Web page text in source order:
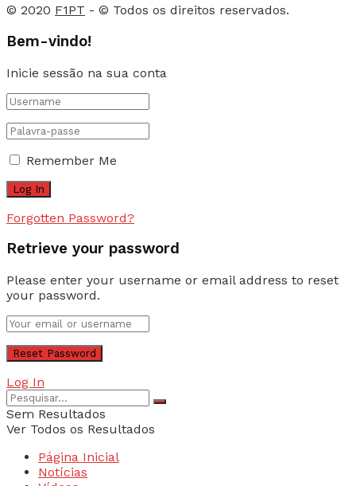
© 2020 F1PT - © Todos os direitos reservados.
Bem-vindo!
Inicie sessão na sua conta
Remember Me
Forgotten Password?
Retrieve your password
Please enter your username or email address to reset
your password.
Log In
Sem Resultados
Ver Todos os Resultados
Página Inicial
Notícias